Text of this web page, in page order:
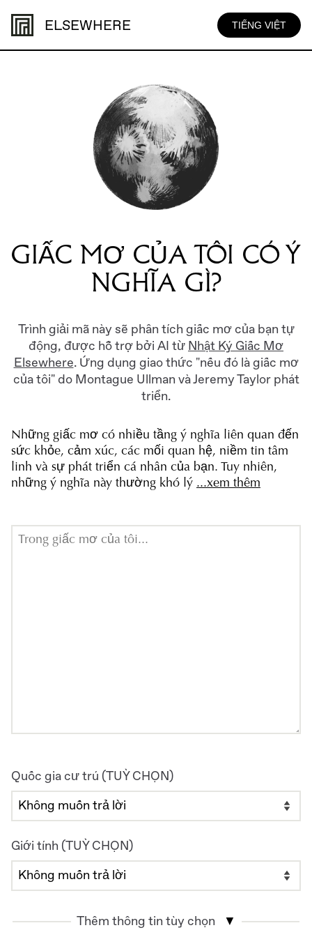
ELSEWHERE TIẾNG VIỆT
GIẤC MƠ CỦA TÔI CÓ Ý
NGHĨA GÌ?
Trình giải mã này sẽ phân tích giấc mơ của bạn tự
động, được hỗ trợ bởi AI từNhật Ký Giấc Mơ
Elsewhere. Ứng dụng giao thức "nếu đó là giấc mơ
của tôi" do Montague Ullman và Jeremy Taylor phát
triển.
Những giấc mơ có nhiều tầng ý nghĩa liên quan đến
sức khỏe, cảm xúc, các mối quan hệ, niềm tin tâm
linh và sự phát triển cá nhân của bạn. Tuy nhiên,
những ý nghĩa này thường khó lý ...xem thêm
Quốc gia cư trú (TUỲ CHỌN)
Giới tính (TUỲ CHỌN)
Thêm thông tin tùy chọn ▼